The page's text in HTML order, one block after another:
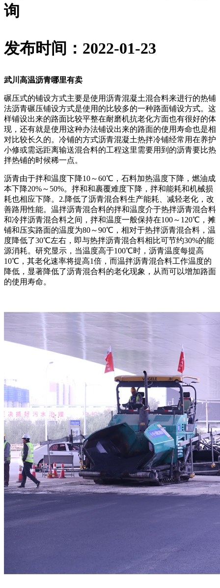
询
发布时间：2022-01-23
武川高温沥青哪里有卖
碾压式的铺设方式主要是使用沥青混凝土混合料来进行的热铺
法沥青碾压铺设方式是使用的比较多的一种路面铺设方式。这
样铺设出来的路面比较平整在耐磨机抗老化方面也有很好的体
现，还有就是使用这种办法铺设出来的路面的使用寿命也是相
对比较长久的。冷铺的方式沥青混凝土热拌冷铺经常用在养护
小修或需远距离输送混合料的工程这里需要用到的沥青要比热
拌热铺的时候稀一点。
沥青由于拌和温度下降10～60℃，石料加热温度下降，燃油成
本下降20%～50%。拌和和裹覆难度下降，拌和能耗和机械损
耗也相应下降。2.降低了沥青混合料生产能耗、减轻老化，改
善路用性能。温拌沥青混合料的拌和温度介于热拌沥青混合料
和冷拌沥青混合料之间，拌和温度一般保持在100～120℃，摊
铺和压实路面的温度为80～90℃，相对于热拌沥青混合料，温
度降低了30℃左右，即与热拌沥青混合料相比可节约30%的能
源消耗。研究显示，当温度高于100℃时，沥青温度每提高
10℃，其老化速率将提高1倍，而温拌沥青混合料工作温度的
降低，显著降低了沥青混合料的老化现象，从而可以增加路面
的使用寿命。